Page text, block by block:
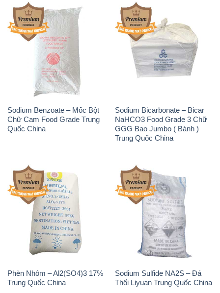
Sodium Benzoate – Mốc Bột
Chữ Cam Food Grade Trung
Quốc China
Sodium Bicarbonate – Bicar
NaHCO3 Food Grade 3 Chữ
GGG Bao Jumbo ( Bành )
Trung Quốc China
Phèn Nhôm – Al2(SO4)3 17%
Trung Quốc China
Sodium Sulfide NA2S – Đá
Thối Liyuan Trung Quốc China